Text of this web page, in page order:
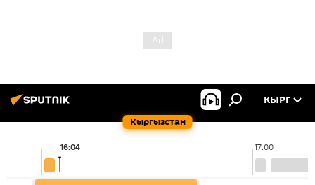
Кыргызстан
КЫРГ
17:00
16:04